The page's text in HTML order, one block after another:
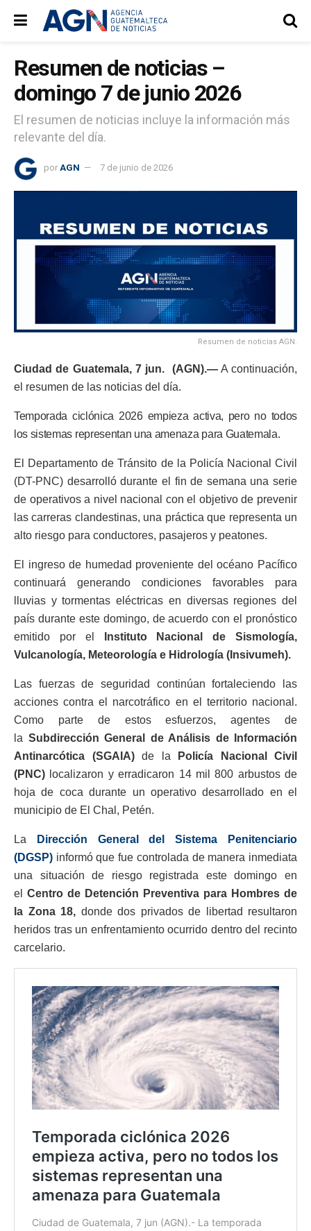
Resumen de noticias –
domingo 7 de junio 2026
El resumen de noticias incluye la información más
relevante del día.
por AGN 7 de junio de 2026
Resumen de noticias AGN.
Ciudad de Guatemala, 7 jun. (AGN).—A continuación,
el resumen de las noticias del día.
Temporada ciclónica 2026 empieza activa, pero no todos
los sistemas representan una amenaza para Guatemala.
El Departamento de Tránsito de la Policía Nacional Civil
(DT-PNC) desarrolló durante el fin de semana una serie
de operativos a nivel nacional con el objetivo de prevenir
las carreras clandestinas, una práctica que representa un
alto riesgo para conductores, pasajeros y peatones.
El ingreso de humedad proveniente del océano Pacífico
continuará generando condiciones favorables para
lluvias y tormentas eléctricas en diversas regiones del
país durante este domingo, de acuerdo con el pronóstico
emitido por el
Instituto Nacional de Sismología,
Vulcanología, Meteorología e Hidrología (Insivumeh).
Las fuerzas de seguridad continúan fortaleciendo las
acciones contra el narcotráfico en el territorio nacional.
Como parte de estos esfuerzos, agentes de
la Subdirección General de Análisis de Información
Antinarcótica (SGAIA) de la Policía Nacional Civil
(PNC) localizaron y erradicaron 14 mil 800 arbustos de
hoja de coca durante un operativo desarrollado en el
municipio de El Chal, Petén.
La
Dirección General del Sistema Penitenciario
(DGSP) informó que fue controlada de manera inmediata
una situación de riesgo registrada este domingo en
el Centro de Detención Preventiva para Hombres de
la Zona 18, donde dos privados de libertad resultaron
heridos tras un enfrentamiento ocurrido dentro del recinto
carcelario.